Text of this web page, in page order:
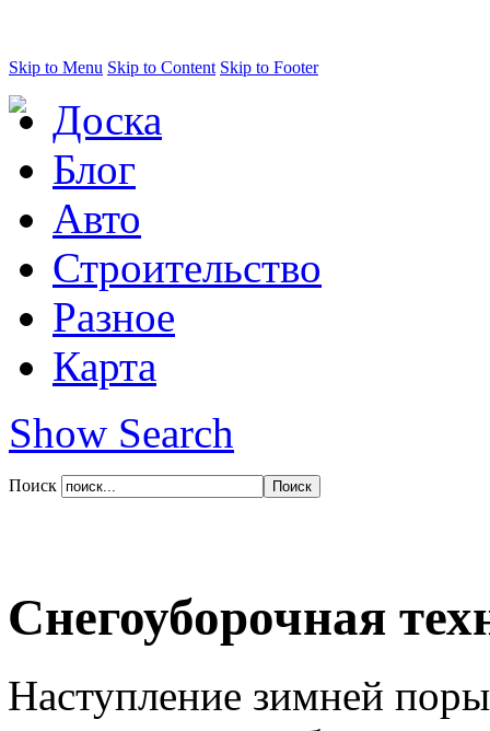
Skip to Menu Skip to Content Skip to Footer
Доска
Блог
Авто
Строительство
Разное
Карта
Show Search
Поиск
Снегоуборочная
Наступление зимней